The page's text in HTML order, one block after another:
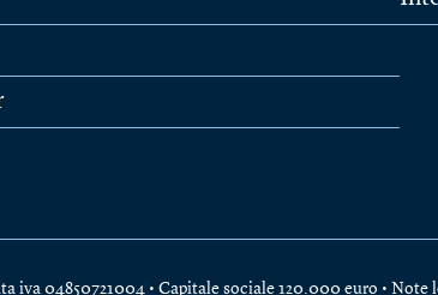
iva 04850721004 • Capitale sociale 120.000 euro • Note